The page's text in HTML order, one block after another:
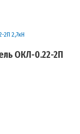
ОКЛ-0.22-2П